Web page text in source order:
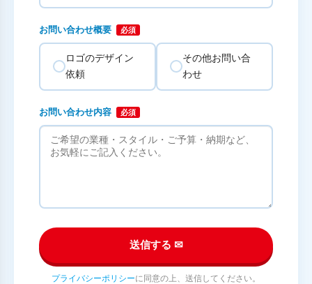
お問い合わせ概要 必須
ロゴのデザイン
依頼
その他お問い合
わせ
お問い合わせ内容 必須
送信する ✉
プライバシーポリシーに同意の上、送信してください。